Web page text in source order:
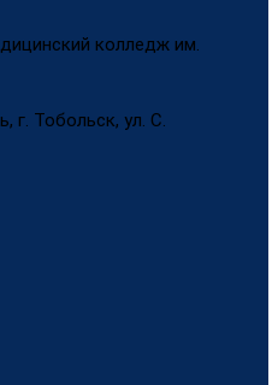
колледж им.
г. Тобольск, ул. С.